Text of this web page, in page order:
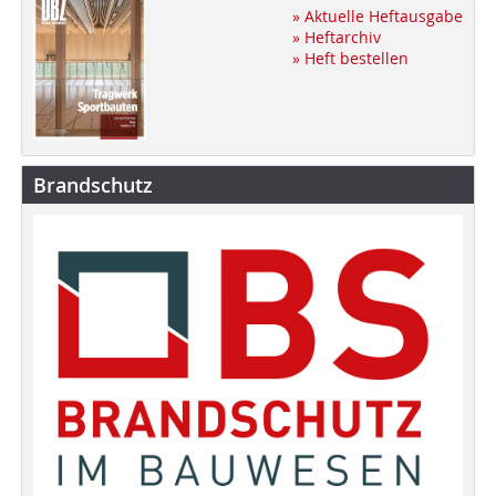
» Aktuelle Heftausgabe
» Heftarchiv
» Heft bestellen
Brandschutz